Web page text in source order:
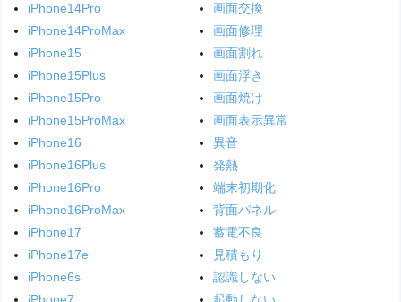
iPhone14Pro
iPhone14ProMax
iPhone15
iPhone15Plus
iPhone15Pro
iPhone15ProMax
iPhone16
iPhone16Plus
iPhone16Pro
iPhone16ProMax
iPhone17
iPhone17e
iPhone6s
画面交換
画面修理
画面割れ
画面浮き
画面焼け
画面表示異常
異音
発熱
端末初期化
背面パネル
蓄電不良
見積もり
認識しない